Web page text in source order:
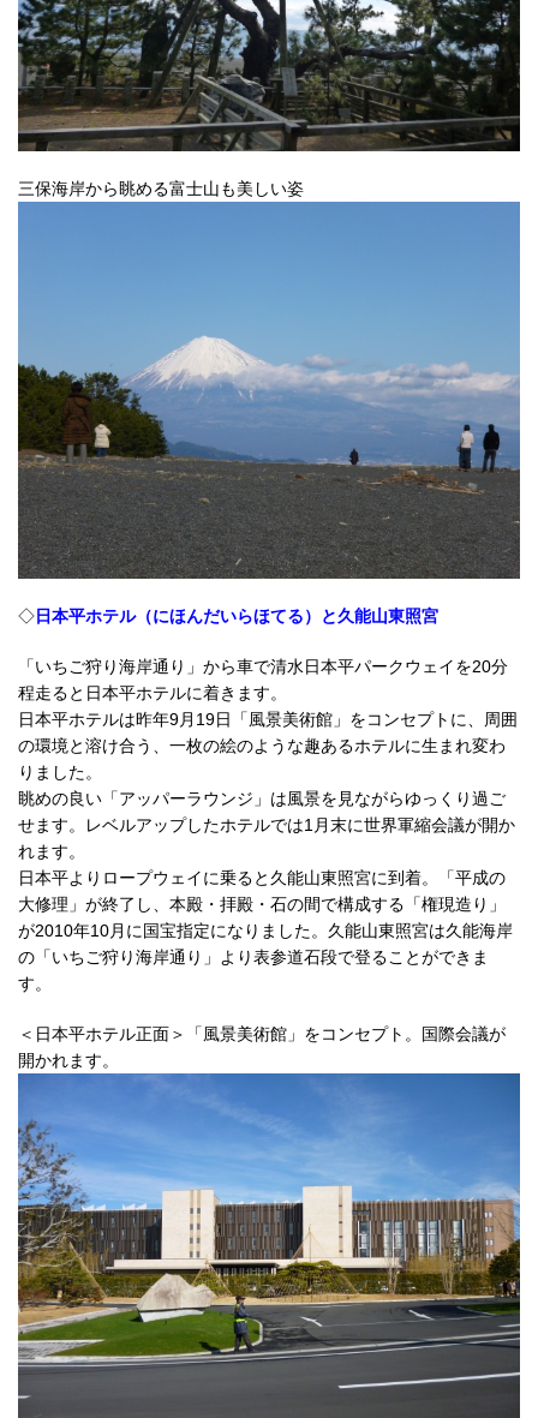
三保海岸から眺める富士山も美しい姿
◇日本平ホテル（にほんだいらほてる）と久能山東照宮
「いちご狩り海岸通り」から車で清水日本平パークウェイを20分
程走ると日本平ホテルに着きます。
日本平ホテルは昨年9月19日「風景美術館」をコンセプトに、周囲
の環境と溶け合う、一枚の絵のような趣あるホテルに生まれ変わ
りました。
眺めの良い「アッパーラウンジ」は風景を見ながらゆっくり過ご
せます。レベルアップしたホテルでは1月末に世界軍縮会議が開か
れます。
日本平よりロープウェイに乗ると久能山東照宮に到着。「平成の
大修理」が終了し、本殿・拝殿・石の間で構成する「権現造り」
が2010年10月に国宝指定になりました。久能山東照宮は久能海岸
の「いちご狩り海岸通り」より表参道石段で登ることができま
す。
＜日本平ホテル正面＞「風景美術館」をコンセプト。国際会議が
開かれます。